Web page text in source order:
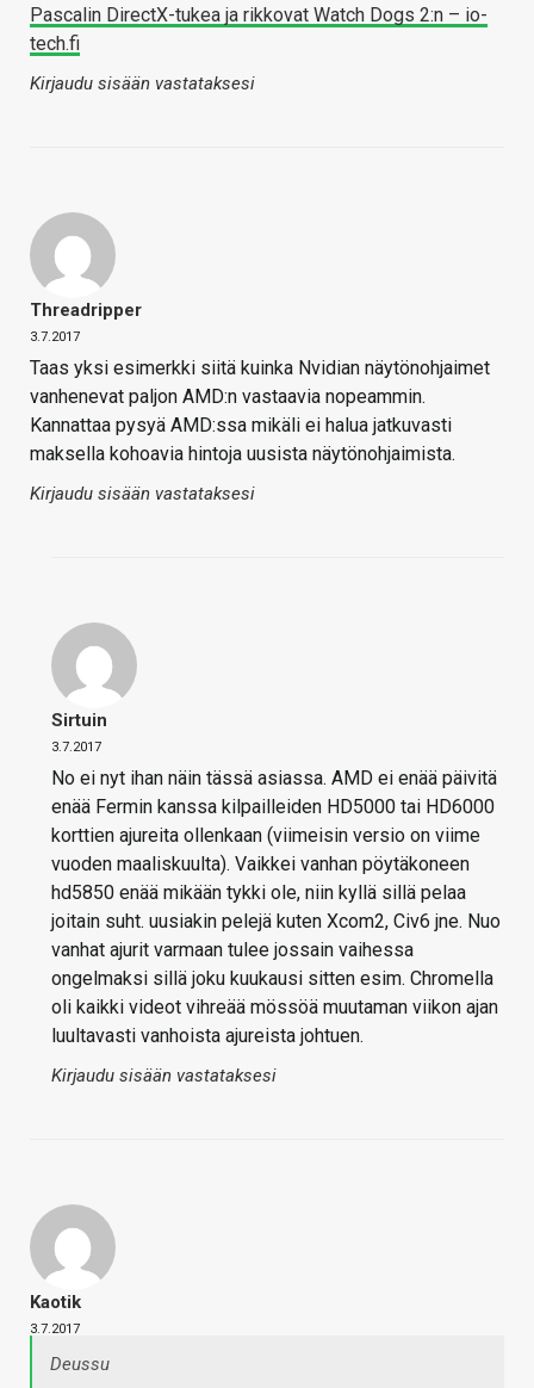
Pascalin DirectX-tukea ja rikkovat Watch Dogs 2:n – io-
tech.fi
Kirjaudu sisään vastataksesi
Threadripper
3.7.2017
Taas yksi esimerkki siitä kuinka Nvidian näytönohjaimet
vanhenevat paljon AMD:n vastaavia nopeammin.
Kannattaa pysyä AMD:ssa mikäli ei halua jatkuvasti
maksella kohoavia hintoja uusista näytönohjaimista.
Kirjaudu sisään vastataksesi
Sirtuin
3.7.2017
No ei nyt ihan näin tässä asiassa. AMD ei enää päivitä
enää Fermin kanssa kilpailleiden HD5000 tai HD6000
korttien ajureita ollenkaan (viimeisin versio on viime
vuoden maaliskuulta). Vaikkei vanhan pöytäkoneen
hd5850 enää mikään tykki ole, niin kyllä sillä pelaa
joitain suht. uusiakin pelejä kuten Xcom2, Civ6 jne. Nuo
vanhat ajurit varmaan tulee jossain vaihessa
ongelmaksi sillä joku kuukausi sitten esim. Chromella
oli kaikki videot vihreää mössöä muutaman viikon ajan
luultavasti vanhoista ajureista johtuen.
Kirjaudu sisään vastataksesi
Kaotik
3.7.2017
Deussu